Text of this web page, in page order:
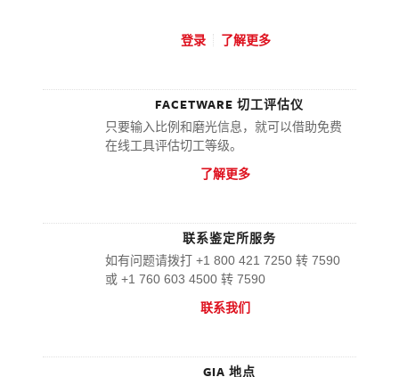
登录 了解更多
FACETWARE 切工评估仪
只要输入比例和磨光信息，就可以借助免费
在线工具评估切工等级。
了解更多
联系鉴定所服务
如有问题请拨打 +1 800 421 7250 转 7590
或 +1 760 603 4500 转 7590
联系我们
GIA 地点